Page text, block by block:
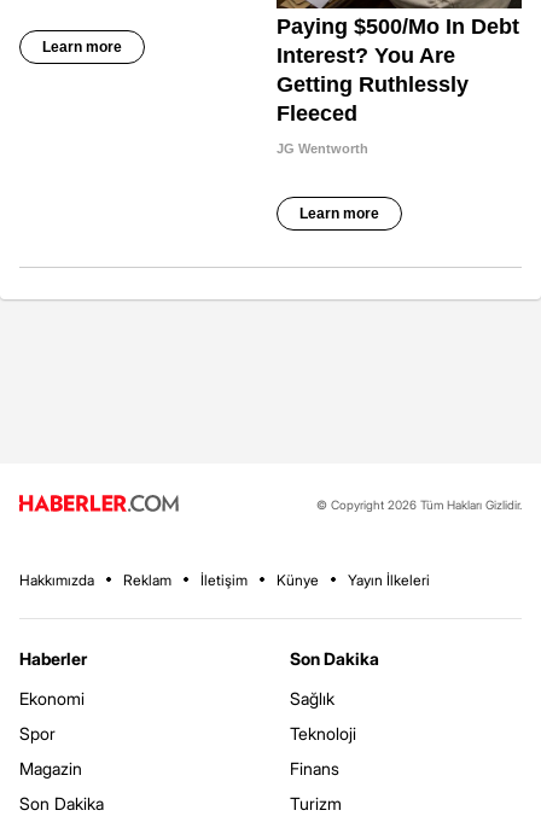
© Copyright 2026 Tüm Hakları Gizlidir.
Hakkımızda Reklam İletişim Künye Yayın İlkeleri
Haberler
Ekonomi
Spor
Magazin
Son Dakika
Son Dakika
Sağlık
Teknoloji
Finans
Turizm